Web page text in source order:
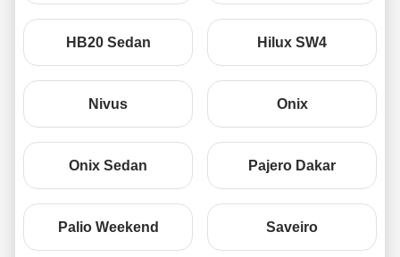
HB20 Sedan Hilux SW4
Nivus Onix
Onix Sedan Pajero Dakar
Palio Weekend Saveiro